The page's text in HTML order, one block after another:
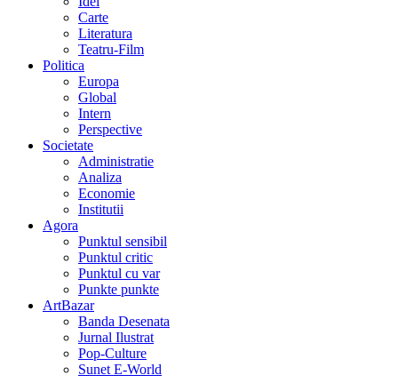
Carte
Literatura
Teatru-Film
Politica
Europa
Global
Intern
Perspective
Societate
Administratie
Analiza
Economie
Institutii
Agora
Punktul sensibil
Punktul critic
Punktul cu var
Punkte punkte
ArtBazar
Banda Desenata
Jurnal Ilustrat
Pop-Culture
Sunet E-World